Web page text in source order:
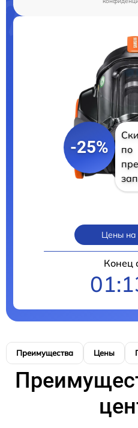
-25%
по
Цены на
Конец
Преимущества Цены